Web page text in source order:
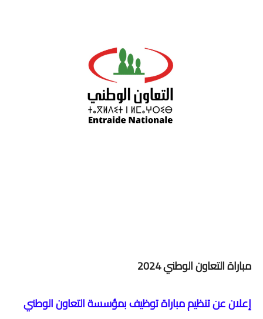
مباراة التعاون الوطني 2024
إعلان عن تنظيم مباراة توظيف بمؤسسة التعاون الوطني